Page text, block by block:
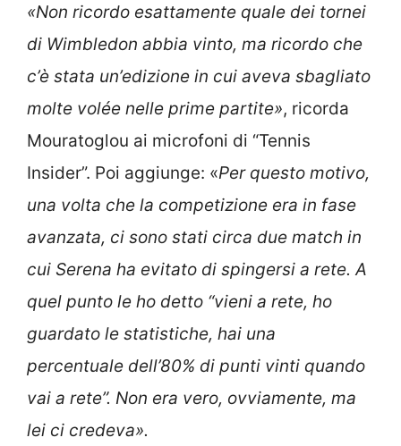
«Non ricordo esattamente quale dei tornei
di Wimbledon abbia vinto, ma ricordo che
c’è stata un’edizione in cui aveva sbagliato
molte volée nelle prime partite», ricorda
Mouratoglou ai microfoni di “Tennis
Insider”. Poi aggiunge: «Per questo motivo,
una volta che la competizione era in fase
avanzata, ci sono stati circa due match in
cui Serena ha evitato di spingersi a rete. A
quel punto le ho detto “vieni a rete, ho
guardato le statistiche, hai una
percentuale dell’80% di punti vinti quando
vai a rete”. Non era vero, ovviamente, ma
lei ci credeva».